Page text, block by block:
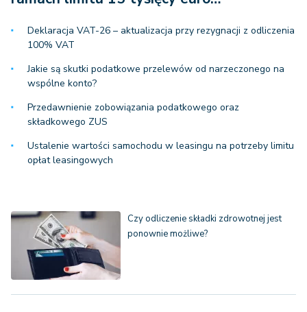
Deklaracja VAT-26 – aktualizacja przy rezygnacji z odliczenia
100% VAT
Jakie są skutki podatkowe przelewów od narzeczonego na
wspólne konto?
Przedawnienie zobowiązania podatkowego oraz
składkowego ZUS
Ustalenie wartości samochodu w leasingu na potrzeby limitu
opłat leasingowych
Czy odliczenie składki zdrowotnej jest
ponownie możliwe?